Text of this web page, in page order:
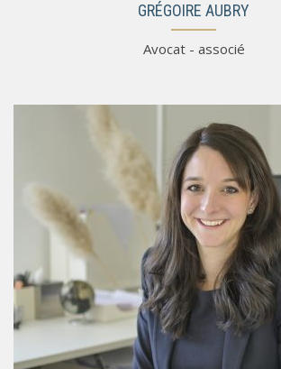
GRÉGOIRE AUBRY
Avocat - associé